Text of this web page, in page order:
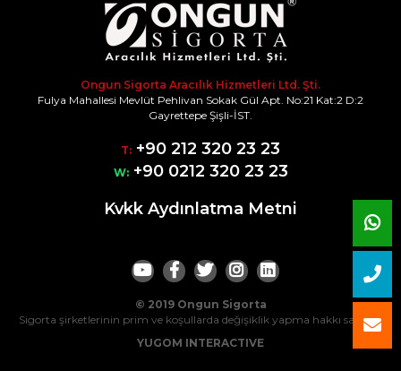
Ongun Sigorta Aracılık Hizmetleri Ltd. Şti.
Fulya Mahallesi Mevlüt Pehlivan Sokak Gül Apt. No:21 Kat:2 D:2
Gayrettepe Şişli-İST.
T: +90 212 320 23 23
W:+90 0212 320 23 23
Kvkk Aydınlatma Metni
© 2019 Ongun Sigorta
Sigorta şirketlerinin prim ve koşullarda değişiklik yapma hakkı saklıdır.
YUGOM INTERACTIVE